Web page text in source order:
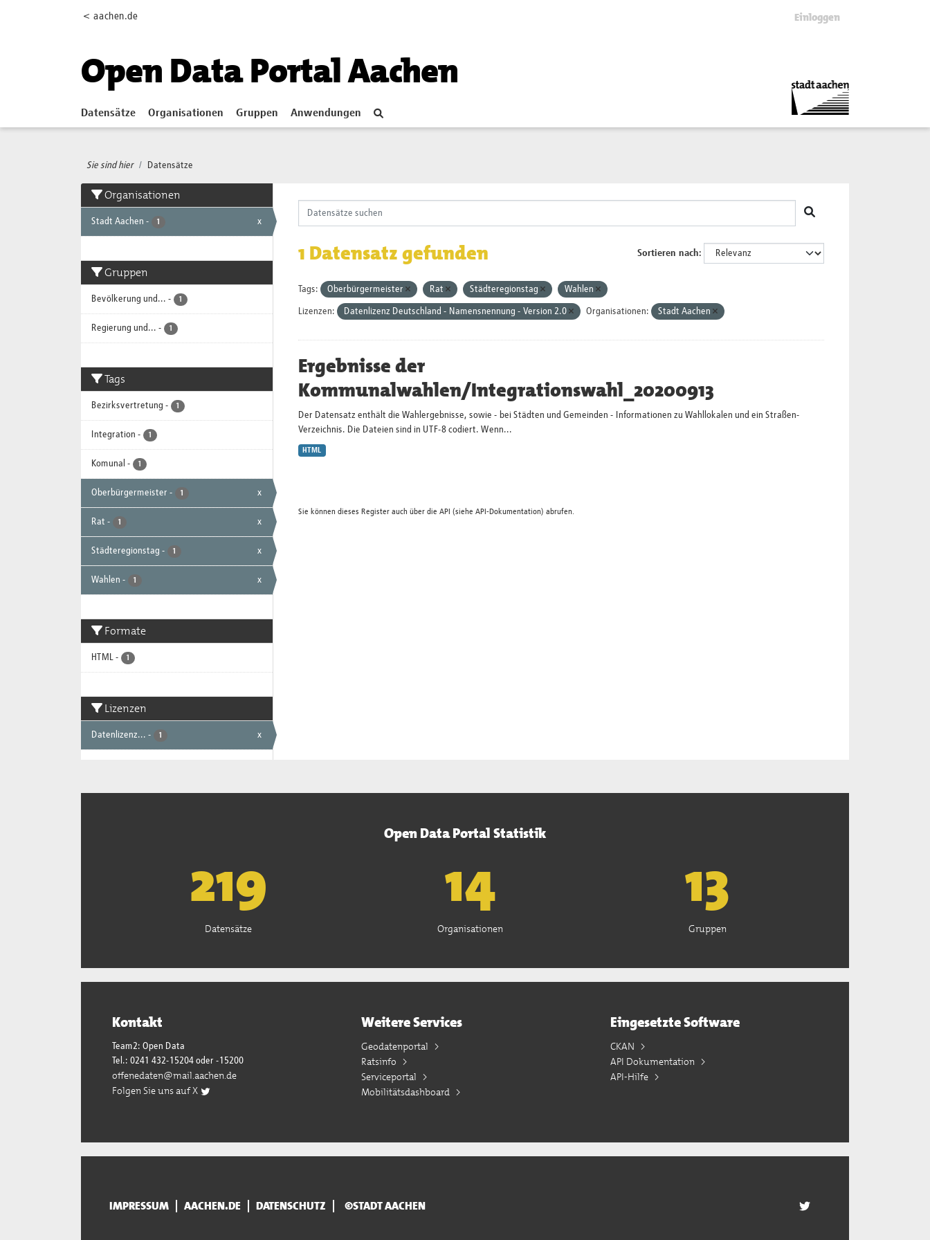
< aachen.de Einloggen
Open Data Portal Aachen
Datensätze Organisationen Gruppen Anwendungen
Sie sind hier Datensätze
Organisationen
Stadt Aachen - 1 x
Gruppen
Bevölkerung und... - 1
Regierung und... - 1
Tags
Bezirksvertretung - 1
Integration - 1
Komunal - 1
Oberbürgermeister - 1 x
Rat - 1 x
Städteregionstag - 1 x
Wahlen - 1 x
Formate
HTML - 1
Lizenzen
Datenlizenz... - 1 x
Sortieren nach
1 Datensatz gefunden
Tags: Oberbürgermeister Rat Städteregionstag Wahlen
Lizenzen: Datenlizenz Deutschland - Namensnennung - Version 2.0 Organisationen: Stadt Aachen
Ergebnisse der
Kommunalwahlen/Integrationswahl_20200913
Der Datensatz enthält die Wahlergebnisse, sowie - bei Städten und Gemeinden - Informationen zu Wahllokalen und ein Straßen-
Verzeichnis. Die Dateien sind in UTF-8 codiert. Wenn...
HTML
Sie können dieses Register auch über die API (siehe API-Dokumentation) abrufen.
Open Data Portal Statistik
222
Datensätze
15
Organisationen
13
Gruppen
Kontakt
Team2: Open Data
Tel.: 0241 432-15204 oder -15200
offenedaten@mail.aachen.de
Folgen Sie uns auf X
Weitere Services
Geodatenportal
Ratsinfo
Serviceportal
Mobilitätsdashboard
Eingesetzte Software
CKAN
API Dokumentation
API-Hilfe
IMPRESSUM AACHEN.DE DATENSCHUTZ ©STADT AACHEN